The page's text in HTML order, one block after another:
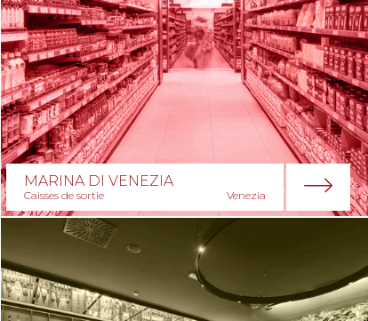
MARINA DI VENEZIA
Caisses de sortie Venezia